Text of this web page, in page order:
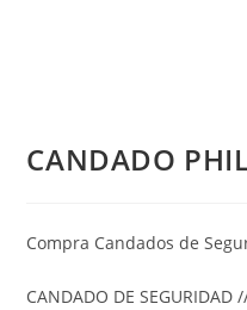
CANDADO
Compra Candados de
CANDADO DE SEGURIDAD